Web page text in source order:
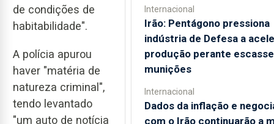
de condições de
habitabilidade".
A polícia apurou
haver "matéria de
natureza criminal",
tendo levantado
"um auto de notícia
Internacional
Irão: Pentágono pressiona
indústria de Defesa a
produção perante
munições
Internacional
Dados da inflação e
com o Irão continuarão a